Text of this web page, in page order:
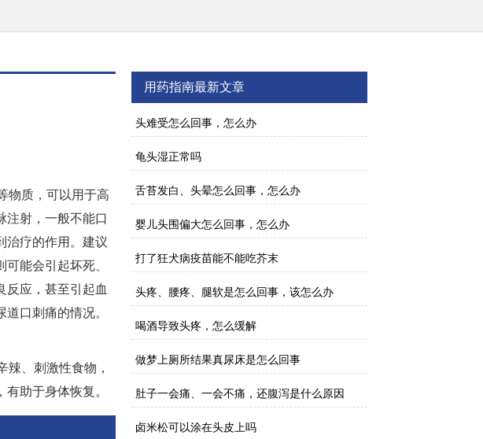
物质，可以用于高
注射，一般不能口
治疗的作用。建议
能会引起坏死、
反应，甚至引起血
口刺痛的情况。
、刺激性食物，
助于身体恢复。
用药指南最新文章
头难受怎么回事，怎么办
龟头湿正常吗
舌苔发白、头晕怎么回事，怎么办
婴儿头围偏大怎么回事，怎么办
打了狂犬病疫苗能不能吃芥末
头疼、腰疼、腿软是怎么回事，该怎么办
喝酒导致头疼，怎么缓解
做梦上厕所结果真尿床是怎么回事
肚子一会痛、一会不痛，还腹泻是什么原因
卤米松可以涂在头皮上吗